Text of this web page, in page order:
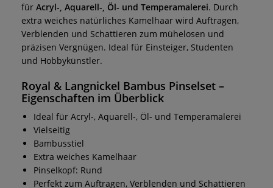
für Acryl-, Aquarell-, Öl- und Temperamalerei. Durch
extra weiches natürliches Kamelhaar wird Auftragen,
Verblenden und Schattieren zum mühelosen und
präzisen Vergnügen. Ideal für Einsteiger, Studenten
und Hobbykünstler.
Royal & Langnickel Bambus Pinselset –
Eigenschaften im Überblick
Ideal für Acryl-, Aquarell-, Öl- und Temperamalerei
Vielseitig
Bambusstiel
Extra weiches Kamelhaar
Pinselkopf: Rund
Perfekt zum Auftragen, Verblenden und Schattieren